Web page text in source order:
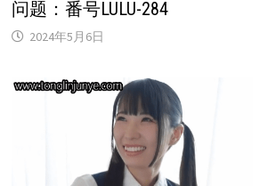
问题：番号LULU-284
2024年5月6日